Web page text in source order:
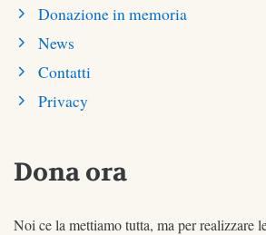
Donazione in memoria
News
Contatti
Privacy
Dona ora
Noi ce la mettiamo tutta, ma per realizzare